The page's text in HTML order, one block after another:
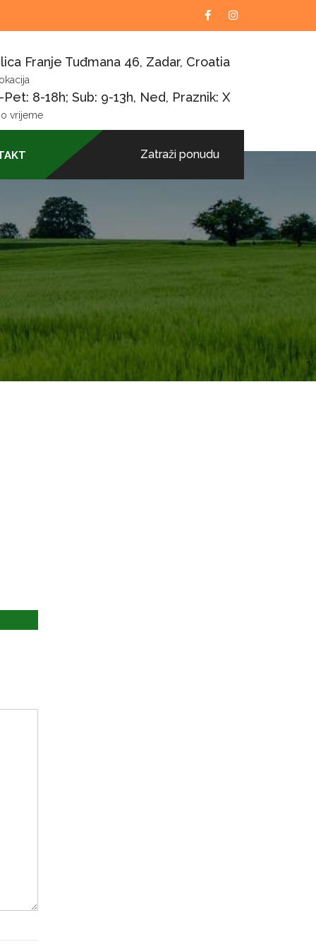
Franje Tuđmana 46, Zadar, Croatia
Pet: 8-18h; Sub: 9-13h, Ned, Praznik: X
vrijeme
Zatraži ponudu